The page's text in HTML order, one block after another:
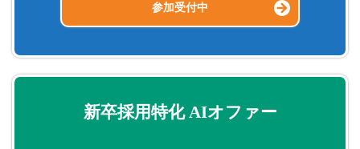
参加受付中
新卒採用特化 AIオファー